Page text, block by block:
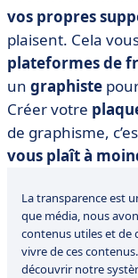
vos propres
plaisent. Cela
plateformesde
un graphiste
Créer votre
de graphisme,
vous plaît à
La transparence est
que média, nous
contenus utiles et de
vivre de ces
découvrir notre